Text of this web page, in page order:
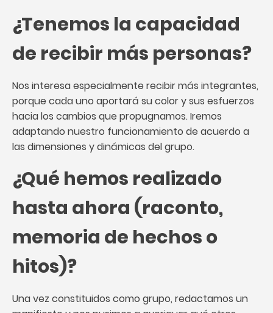
¿Tenemos la capacidad
de recibir más personas?
Nos interesa especialmente recibir más integrantes,
porque cada uno aportará su color y sus esfuerzos
hacia los cambios que propugnamos. Iremos
adaptando nuestro funcionamiento de acuerdo a
las dimensiones y dinámicas del grupo.
¿Qué hemos realizado
hasta ahora (raconto,
memoria de hechos o
hitos)?
Una vez constituidos como grupo, redactamos un